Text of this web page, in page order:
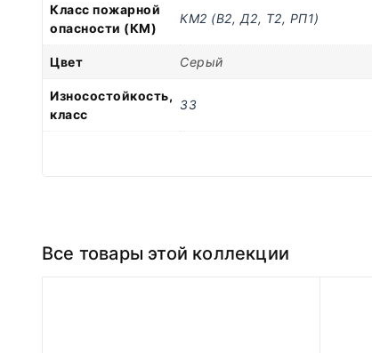
Класс пожарной
опасности (КМ)
КМ2 (В2, Д2, Т2, РП1)
Цвет Серый
Износостойкость,
класс
33
Все товары этой коллекции